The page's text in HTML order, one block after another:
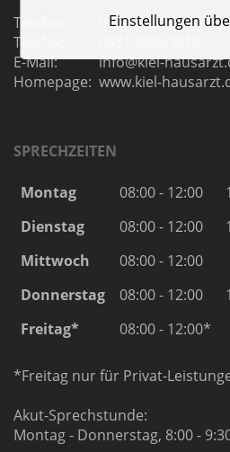
Telefon:
0431-63223
Telefax:
E-Mail:
info@kiel-
Homepage: www.kiel-
SPRECHZEITEN
Montag 08:00 - 12:00
Dienstag
08:00 - 12:00
Mittwoch
08:00 - 12:00
Donnerstag
08:00 - 12:00
Freitag*
08:00 - 12:00*
*Freitag nur für Privat-
Akut-Sprechstunde:
Montag - Donnerstag, 8:00 -
Einstellungen